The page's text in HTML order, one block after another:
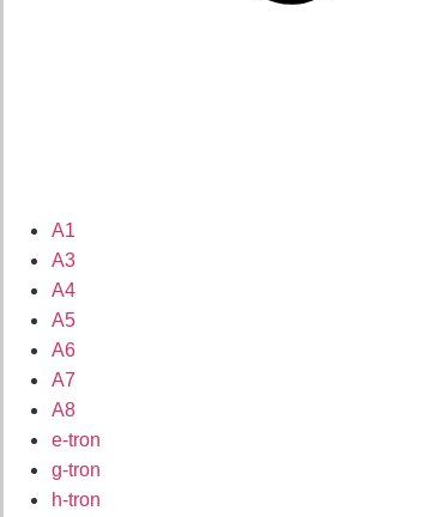
A1
A3
A4
A5
A6
A7
A8
e-tron
g-tron
h-tron